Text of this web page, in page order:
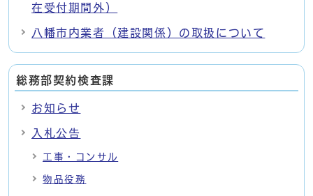
在受付期間外）
八幡市内業者（建設関係）の取扱について
総務部契約検査課
お知らせ
入札公告
工事・コンサル
物品役務